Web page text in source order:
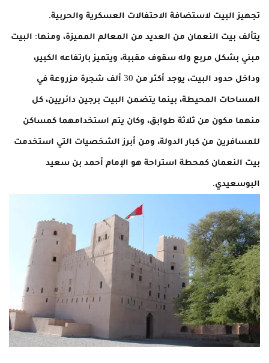
تجهيز البيت لاستضافة الاحتفالات العسكرية والحربية.
يتألف بيت النعمان من العديد من المعالم المميزة، ومنها: البيت
مبني بشكل مربع وله سقوف مقببة، ويتميز بارتفاعه الكبير،
وداخل حدود البيت، يوجد أكثر من 30 ألف شجرة مزروعة في
المساحات المحيطة، بينما يتضمن البيت برجين دائريين، كل
منهما مكون من ثلاثة طوابق، وكان يتم استخدامهما كمساكن
للمسافرين من كبار الدولة، ومن أبرز الشخصيات التي استخدمت
بيت النعمان كمحطة استراحة هو الإمام أحمد بن سعيد
البوسعيدي.